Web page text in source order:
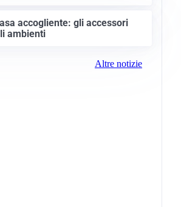
accogliente: gli accessori
ambienti
Altre notizie